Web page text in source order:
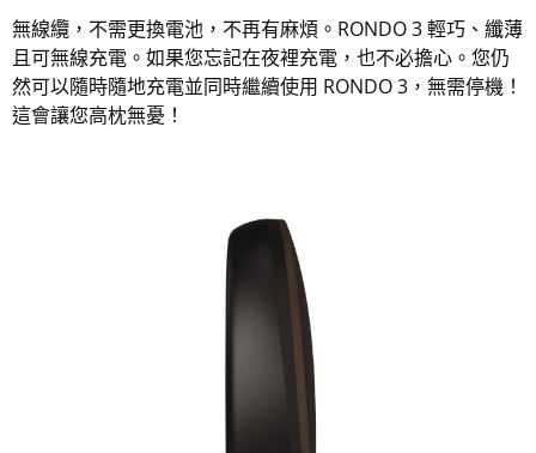
無線纜，不需更換電池，不再有麻煩。RONDO 3 輕巧、纖薄
且可無線充電。如果您忘記在夜裡充電，也不必擔心。您仍
然可以隨時隨地充電並同時繼續使用 RONDO 3，無需停機！
這會讓您高枕無憂！